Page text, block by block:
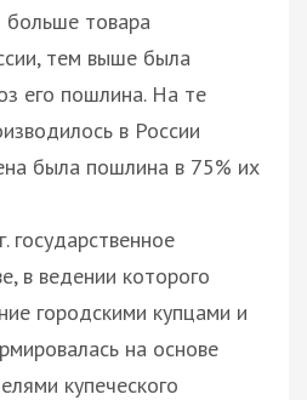
больше товара
тем выше была
его пошлина. На те
в России
была пошлина в 75% их
государственное
в ведении которого
городскими купцами и
на основе
купеческого